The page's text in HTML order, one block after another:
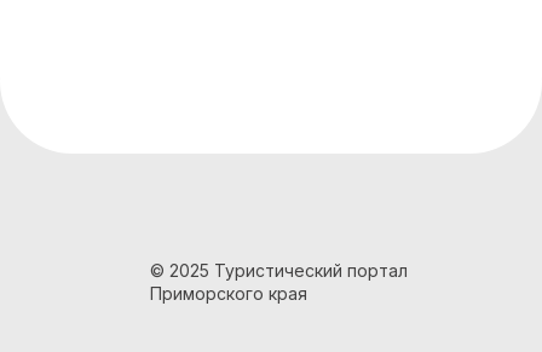
© 2025 Туристический портал
Приморского края